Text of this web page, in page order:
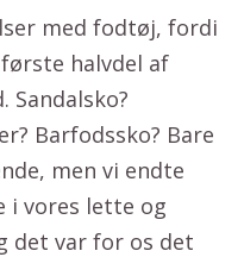
med fodtøj, fordi
halvdel af
Sandalsko?
Barfodssko? Bare
men vi endte
i vores lette og
det var for os det